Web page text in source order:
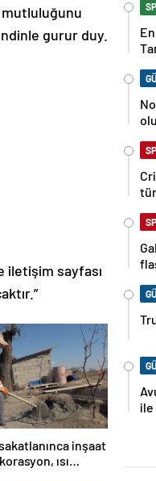
mutluluğunu
gurur duy.
iletişim sayfası
inşaat
ısı
ile